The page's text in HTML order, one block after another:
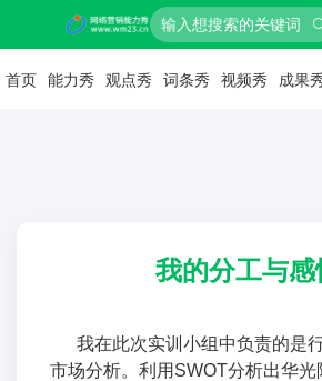
首页 能力秀 观点秀 词条秀 视频秀 成果
我的分工与感
我在此次实训小组中负责的是
市场分析。利用SWOT分析出华光